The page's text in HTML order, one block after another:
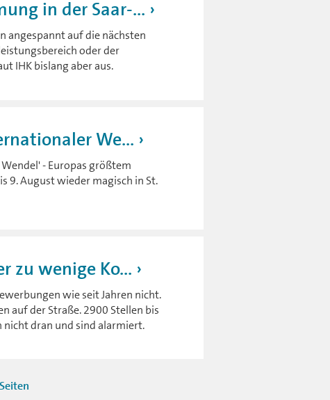
in der Saar-...
angespannt auf die nächsten
oder der
IHK bislang aber aus.
We...
- Europas größtem
9. August wieder magisch in St.
zu wenige Ko...
wie seit Jahren nicht.
auf der Straße. 2900 Stellen bis
nicht dran und sind alarmiert.